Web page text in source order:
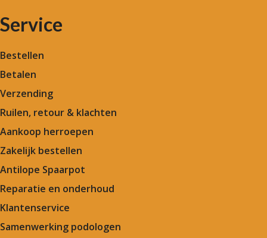
Service
Bestellen
Betalen
Verzending
Ruilen, retour & klachten
Aankoop herroepen
Zakelijk bestellen
Antilope Spaarpot
Reparatie en onderhoud
Klantenservice
Samenwerking podologen